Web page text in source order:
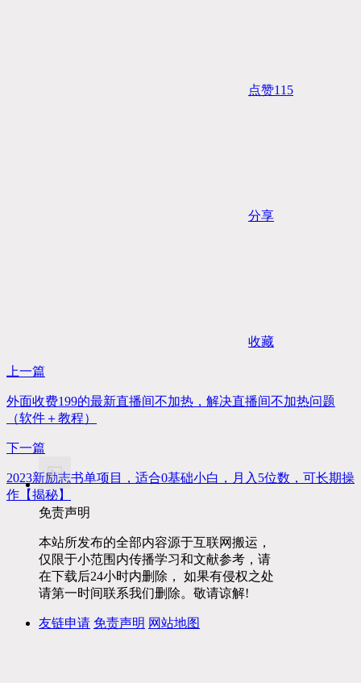
点赞115
分享
收藏
上一篇
外面收费199的最新直播间不加热，解决直播间不加热问题
（软件＋教程）
下一篇
2023新励志书单项目，适合0基础小白，月入5位数，可长期操
作【揭秘】
免责声明
本站所发布的全部内容源于互联网搬运，
仅限于小范围内传播学习和文献参考，请
在下载后24小时内删除， 如果有侵权之处
请第一时间联系我们删除。敬请谅解!
友链申请 免责声明 网站地图